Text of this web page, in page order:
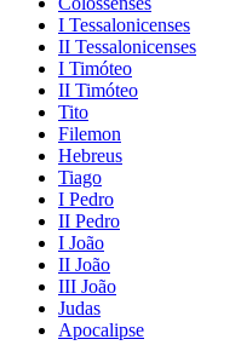
I Tessalonicenses
II Tessalonicenses
I Timóteo
II Timóteo
Tito
Filemon
Hebreus
Tiago
I Pedro
II Pedro
I João
II João
III João
Judas
Apocalipse